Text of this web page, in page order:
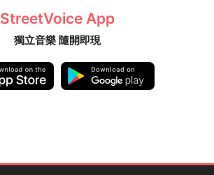
StreetVoice App
獨立音樂 隨開即現